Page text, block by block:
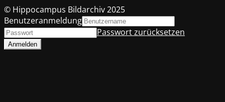
© Hippocampus Bildarchiv 2025
Benutzeranmeldung
Passwort zurücksetzen